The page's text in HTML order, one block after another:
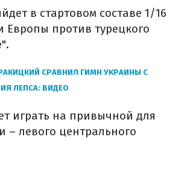
в стартовом составе 1/16
против турецкого
СРАВНИЛ ГИМН УКРАИНЫ С
ЛЕПСА: ВИДЕО
играть на привычной для
– левого центрального